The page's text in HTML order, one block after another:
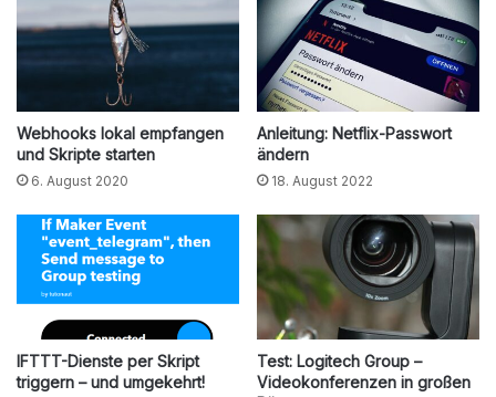
Webhooks lokal empfangen
und Skripte starten
6. August 2020
Anleitung: Netflix-Passwort
ändern
18. August 2022
IFTTT-Dienste per Skript
triggern – und umgekehrt!
Test: Logitech Group –
Videokonferenzen in großen